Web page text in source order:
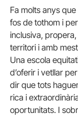
Fa molts anys
fos de tothom i
inclusiva,
territori i amb
Una escola
d’oferir i vetllar
dir que tots
rica i
oportunitats. I